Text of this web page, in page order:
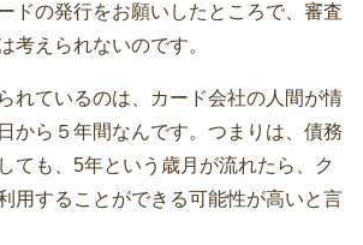
ドの発行をお願いしたところで、審査
考えられないのです。
れているのは、カード会社の人間が情
から５年間なんです。つまりは、債務
ても、5年という歳月が流れたら、ク
用することができる可能性が高いと言